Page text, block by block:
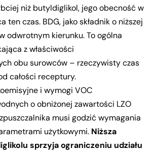
niż butyldiglikol, jego obecność w
ten czas. BDG, jako składnik o niższej
odwrotnym kierunku. To ogólna
z właściwości
obu surowców – rzeczywisty czas
całości receptury.
i wymogi VOC
o obniżonej zawartości LZO
musi godzić wymagania
użytkowymi. Niższa
sprzyja ograniczeniu udziału